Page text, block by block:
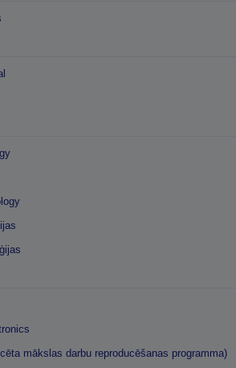
mākslas darbu reproducēšanas programma)